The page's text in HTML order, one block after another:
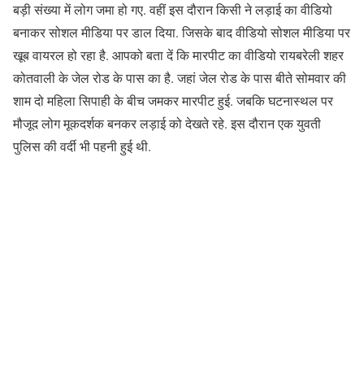
बड़ी संख्या में लोग जमा हो गए. वहीं इस दौरान किसी ने लड़ाई का वीडियो
बनाकर सोशल मीडिया पर डाल दिया. जिसके बाद वीडियो सोशल मीडिया पर
खूब वायरल हो रहा है. आपको बता दें कि मारपीट का वीडियो रायबरेली शहर
कोतवाली के जेल रोड के पास का है. जहां जेल रोड के पास बीते सोमवार की
शाम दो महिला सिपाही के बीच जमकर मारपीट हुई. जबकि घटनास्थल पर
मौजूद लोग मूकदर्शक बनकर लड़ाई को देखते रहे. इस दौरान एक युवती
पुलिस की वर्दी भी पहनी हुई थी.